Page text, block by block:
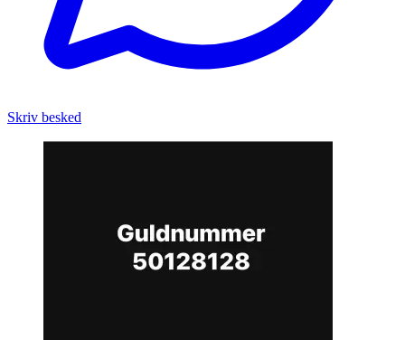
Skriv besked